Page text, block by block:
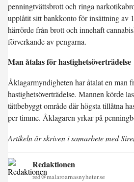
penningtvättsbrott och ringa
upplåtit sitt bankkonto för insättning av
härrörde från brott och innehaft
förverkande av pengarna.
Man åtalas för hastighetsöverträdelse
Åklagarmyndigheten har åtalat en man
hastighetsöverträdelse. Mannen körde
tättbebyggt område där högsta tillåtna
per timme. Åklagaren yrkar på
Artikeln är skriven i samarbete med
Redaktionen
red@malaroarnasnyheter.se